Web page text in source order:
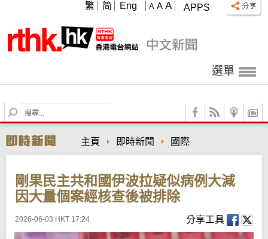
APPS
A A A
繁 简 Eng
選單
S
e
r
c
主頁 即時新聞 國際
剛果民主共和國伊波拉疑似病例大減
因大量個案經核查後被排除
2026-06-03 HKT 17:24 分享工具